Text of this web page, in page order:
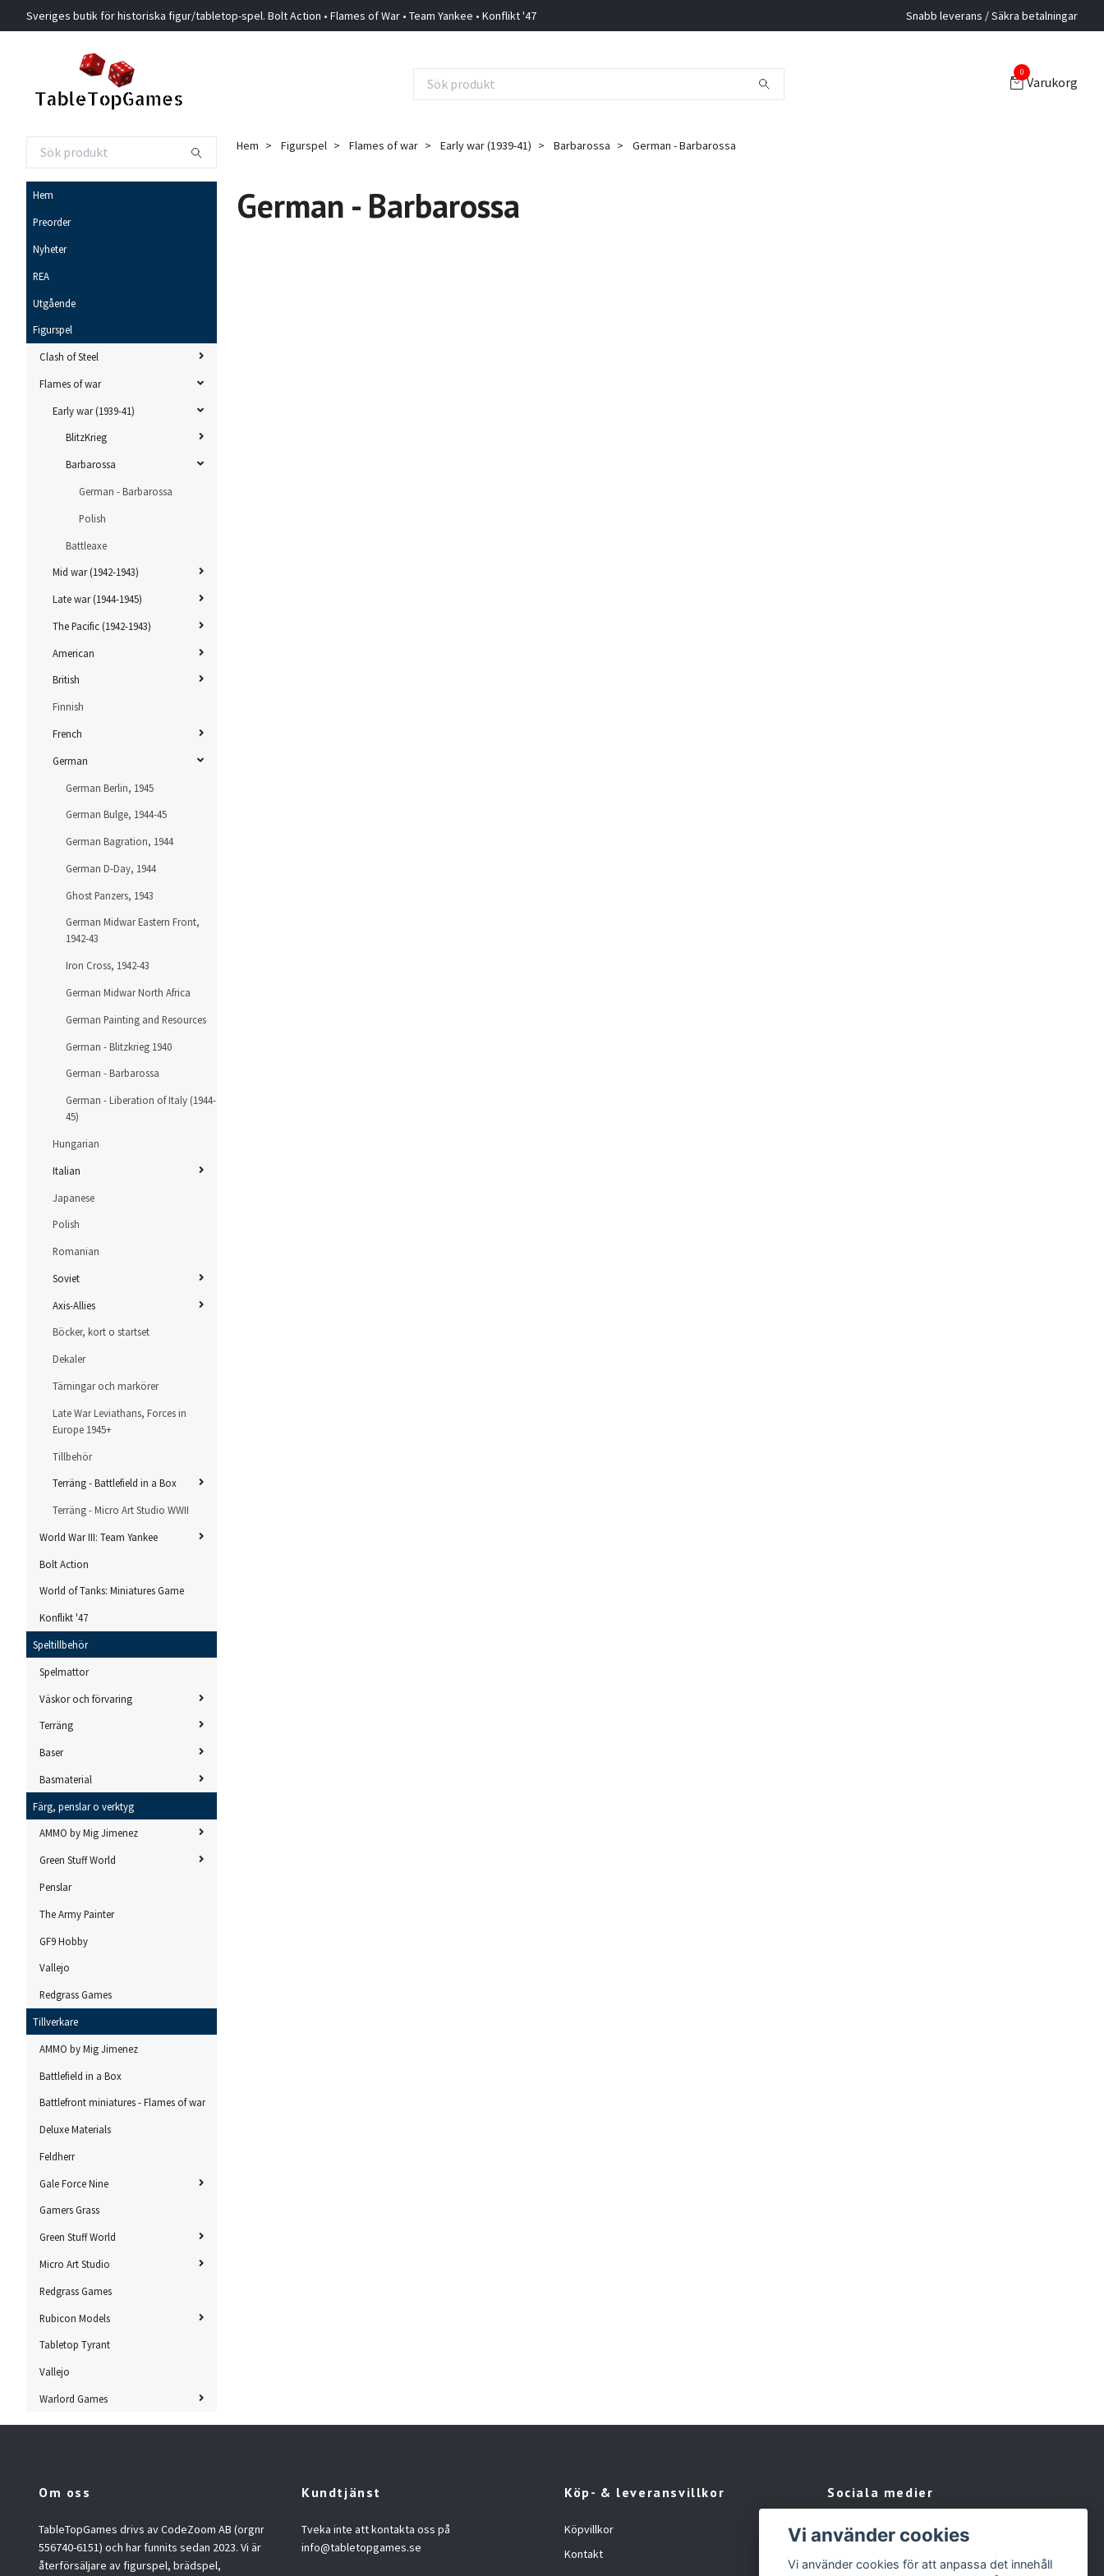
Sveriges butik för historiska figur/tabletop-spel. Bolt Action • Flames of War • Team Yankee • Konflikt '47 Snabb leverans / Säkra betalningar
0
Varukorg
Hem
Preorder
Nyheter
REA
Utgående
Figurspel
Clash of Steel
Flames of war
Early war (1939-41)
BlitzKrieg
Barbarossa
German - Barbarossa
Polish
Battleaxe
Mid war (1942-1943)
Late war (1944-1945)
The Pacific (1942-1943)
American
British
Finnish
French
German
German Berlin, 1945
German Bulge, 1944-45
German Bagration, 1944
German D-Day, 1944
Ghost Panzers, 1943
German Midwar Eastern Front,
1942-43
Iron Cross, 1942-43
German Midwar North Africa
German Painting and Resources
German - Blitzkrieg 1940
German - Barbarossa
German - Liberation of Italy (1944-
45)
Hungarian
Italian
Japanese
Polish
Romanian
Soviet
Axis-Allies
Böcker, kort o startset
Dekaler
Tärningar och markörer
Late War Leviathans, Forces in
Europe 1945+
Tillbehör
Terräng - Battlefield in a Box
Terräng - Micro Art Studio WWII
World War III: Team Yankee
Bolt Action
World of Tanks: Miniatures Game
Konflikt '47
Speltillbehör
Spelmattor
Väskor och förvaring
Terräng
Baser
Basmaterial
Färg, penslar o verktyg
AMMO by Mig Jimenez
Green Stuff World
Penslar
The Army Painter
GF9 Hobby
Vallejo
Redgrass Games
Tillverkare
AMMO by Mig Jimenez
Battlefield in a Box
Battlefront miniatures - Flames of war
Deluxe Materials
Feldherr
Gale Force Nine
Gamers Grass
Green Stuff World
Micro Art Studio
Redgrass Games
Rubicon Models
Tabletop Tyrant
Vallejo
Warlord Games
Hem Figurspel Flames of war Early war (1939-41) Barbarossa German - Barbarossa
German - Barbarossa
Om oss
TableTopGames drivs av CodeZoom AB (orgnr
556740-6151) och har funnits sedan 2023. Vi är
återförsäljare av figurspel, brädspel,
Kundtjänst
Tveka inte att kontakta oss på
info@tabletopgames.se
Köp- & leveransvillkor
Köpvillkor
Kontakt
Sociala medier
Facebook
Vi använder cookies
Vi använder cookies för att anpassa det innehåll